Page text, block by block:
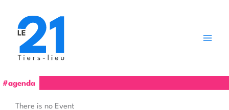
contenu
#agenda
There is no Event